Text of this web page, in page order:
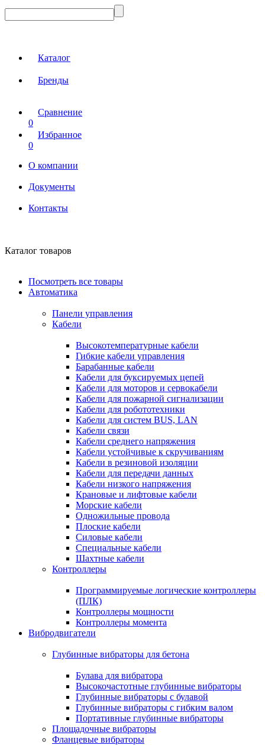
Каталог
Бренды
Сравнение
0
Избранное
0
О компании
Документы
Контакты
Каталог товаров
Посмотреть все товары
Автоматика
Панели управления
Кабели
Высокотемпературные кабели
Гибкие кабели управления
Барабанные кабели
Кабели для буксируемых цепей
Кабели для моторов и сервокабели
Кабели для пожарной сигнализации
Кабели для робототехники
Кабели для систем BUS, LAN
Кабели связи
Кабели среднего напряжения
Кабели устойчивые к скручиваниям
Кабели в резиновой изоляции
Кабели для передачи данных
Кабели низкого напряжения
Крановые и лифтовые кабели
Морские кабели
Одножильные провода
Плоские кабели
Силовые кабели
Специальные кабели
Шахтные кабели
Контроллеры
Программируемые логические контроллеры
(ПЛК)
Контроллеры мощности
Контроллеры момента
Вибродвигатели
Глубинные вибраторы для бетона
Булава для вибратора
Высокочастотные глубинные вибраторы
Глубинные вибраторы с булавой
Глубинные вибраторы с гибким валом
Портативные глубинные вибраторы
Площадочные вибраторы
Фланцевые вибраторы